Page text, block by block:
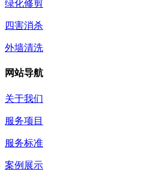
绿化修剪
四害消杀
外墙清洗
网站导航
关于我们
服务项目
服务标准
案例展示